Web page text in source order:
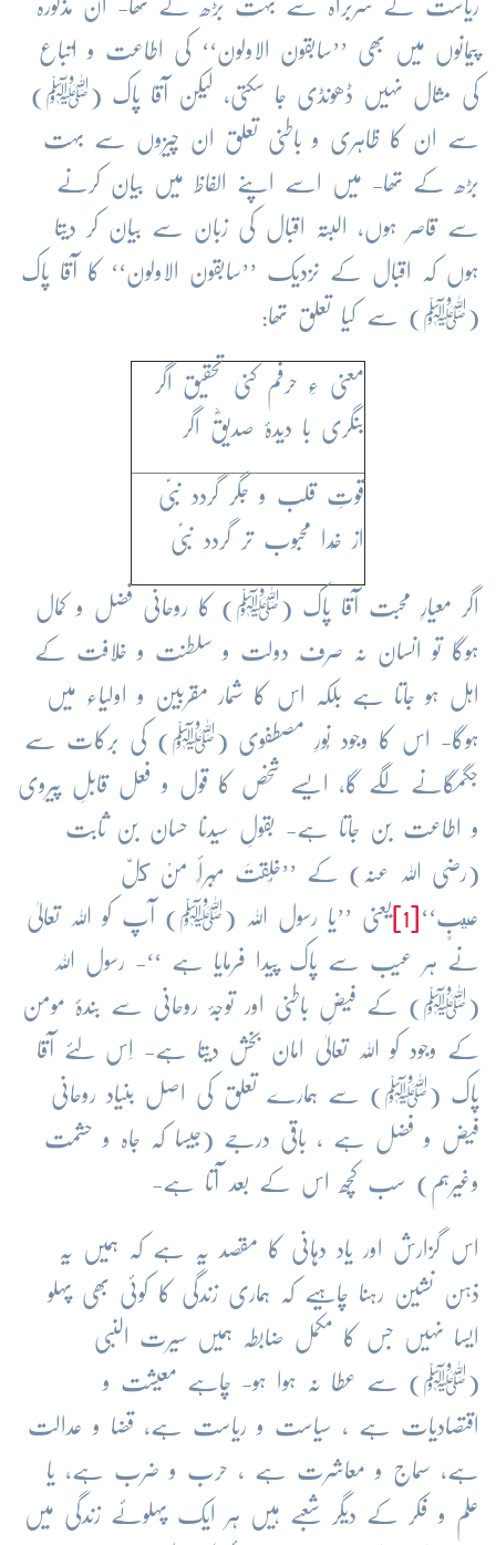
ریاست کے سربراہ سے بہت بڑھ کے تھا- ان مذکورہ
پیمانوں میں بھی ’’سابقون الاولون‘‘ کی اطاعت و اتباع
کی مثال نہیں ڈھونڈی جا سکتی، لیکن آقا پاک (ﷺ)
سے ان کا ظاہری و باطنی تعلق ان چیزوں سے بہت
بڑھ کے تھا- میں اسے اپنے الفاظ میں بیان کرنے
سے قاصر ہوں، البتہ اقبال کی زبان سے بیان کر دیتا
ہوں کہ اقبال کے نزدیک ’’سابقون الاولون‘‘ کا آقا پاک
(ﷺ) سے کیا تعلق تھا:
معنی ءِ حرفم کنی تحقیق اگر
بنگری با دیدۂ صدیقؓ اگر
قوتِ قلب و جگر گردد نبیؑ
از خُدا محبوب تر گردد نبیؑ
اگر معیارِ محبت آقا پاک (ﷺ) کا روحانی فضل و کمال
ہوگا تو انسان نہ صرف دولت و سلطنت و خلافت کے
اہل ہو جاتا ہے بلکہ اس کا شمار مقربین و اولیاء میں
ہوگا- اس کا وجود نُورِ مصطفوی (ﷺ) کی برکات سے
جگمگانے لگے گا، ایسے شخص کا قول و فعل قابلِ پیروی
و اطاعت بن جاتا ہے- بقولِ سیدنا حسان بن ثابت
(رضی اللہ عنہ) کے ’’خُلِقتَ مُبرأً منْ كلّ
عيبٍ‘‘ یعنی ’’یا رسول اللہ (ﷺ) آپ کو اللہ تعالیٰ
نے ہر عیب سے پاک پیدا فرمایا ہے ‘‘- رسول اللہ
(ﷺ) کے فیضِ باطنی اور توجۂ روحانی سے بندۂ مومن
کے وجود کو اللہ تعالیٰ امان بخش دیتا ہے- اِس لئے آقا
پاک (ﷺ) سے ہمارے تعلق کی اصل بنیاد روحانی
فیض و فضل ہے ، باقی درجے (جیسا کہ جاہ و حشمت
وغیرہم) سب کچھ اس کے بعد آتا ہے-
اس گزارش اور یاد دہانی کا مقصد یہ ہے کہ ہمیں یہ
ذہن نشین رہنا چاہیے کہ ہماری زندگی کا کوئی بھی پہلو
ایسا نہیں جس کا مکمل ضابطہ ہمیں سیرت النبی
(ﷺ) سے عطا نہ ہوا ہو- چاہے معیشت و
اقتصادیات ہے ، سیاست و ریاست ہے، قضا و عدالت
ہے، سماج و معاشرت ہے ، حرب و ضرب ہے، یا
علم و فکر کے دیگر شعبے ہیں ہر ایک پہلوئے زندگی میں